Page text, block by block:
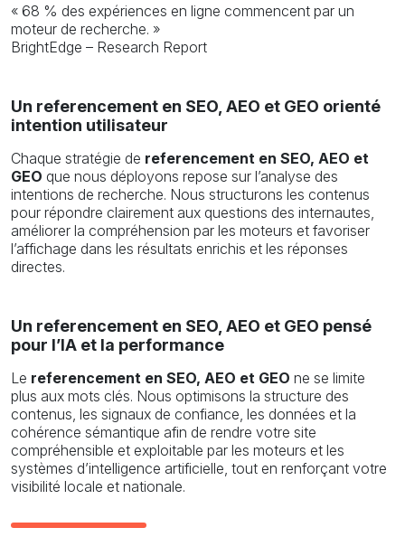
« 68 % des expériences en ligne commencent par un
moteur de recherche. »
BrightEdge – Research Report
Un referencement en SEO, AEO et GEO orienté
intention utilisateur
Chaque stratégie de referencement en SEO, AEO et
GEO que nous déployons repose sur l’analyse des
intentions de recherche. Nous structurons les contenus
pour répondre clairement aux questions des internautes,
améliorer la compréhension par les moteurs et favoriser
l’affichage dans les résultats enrichis et les réponses
directes.
Un referencement en SEO, AEO et GEO pensé
pour l’IA et la performance
Le referencement en SEO, AEO et GEO ne se limite
plus aux mots clés. Nous optimisons la structure des
contenus, les signaux de confiance, les données et la
cohérence sémantique afin de rendre votre site
compréhensible et exploitable par les moteurs et les
systèmes d’intelligence artificielle, tout en renforçant votre
visibilité locale et nationale.